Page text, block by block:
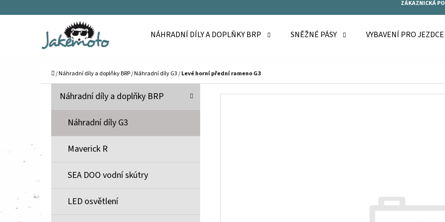
ZÁKAZNICKÁ
NÁHRADNÍ DÍLY A DOPLŇKY BRP SNĚŽNÉ PÁSY VYBAVENÍ PRO JEZDCE
Domů
/Náhradní díly a doplňky BRP/Náhradní díly G3/Levé horní přední rameno G3
R
Přeskočit
K
G
Náhradní díly a doplňky BRP
Náhradní díly G3
Maverick R
SEA DOO vodní skútry
LED osvětlení
obchodu
obchodu